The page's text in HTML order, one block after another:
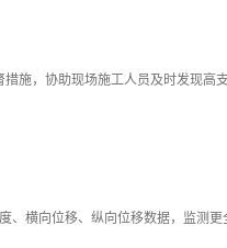
施，协助现场施工人员及时发现高
横向位移、纵向位移数据，监测更